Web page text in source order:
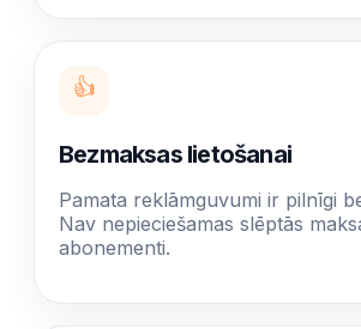
👍
Bezmaksas lietošanai
Pamata reklāmguvumi ir pilnīgi
Nav nepieciešamas slēptās
abonementi.